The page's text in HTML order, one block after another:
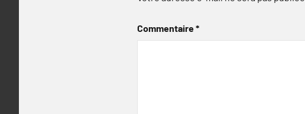
Commentaire*